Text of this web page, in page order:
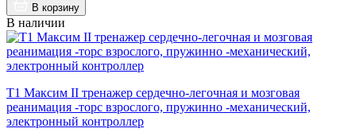
В корзину
В наличии
Т1 Максим II тренажер сердечно-легочная и мозговая
реанимация -торс взрослого, пружинно -механический,
электронный контроллер